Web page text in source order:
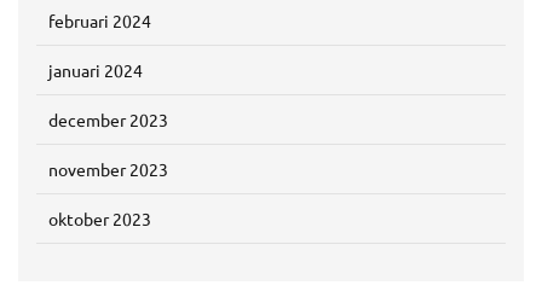
februari 2024
januari 2024
december 2023
november 2023
oktober 2023